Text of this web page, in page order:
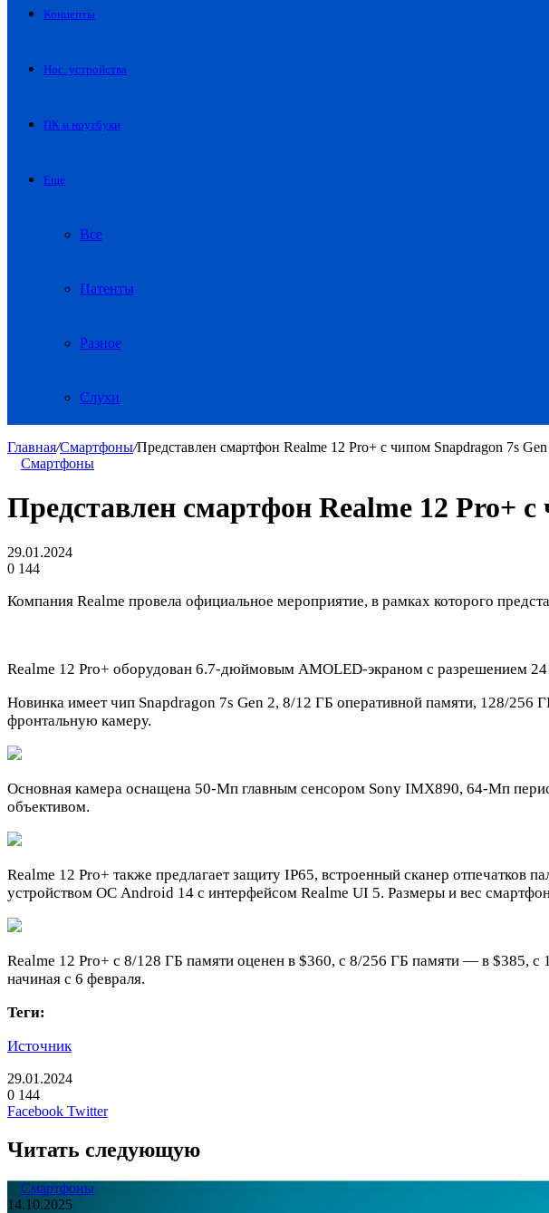
Концепты
Нос. устройства
ПК и ноутбуки
Еще
Все
Патенты
Разное
Слухи
Главная/Смартфоны/Представлен смартфон Realme 12 Pro+ с чипом Snapdragon 7s Gen
Смартфоны
Представлен смартфон Realme 12 Pro+
29.01.2024
0 144
Компания Realme провела официальное мероприятие, в рамках которого
Realme 12 Pro+ оборудован 6.7-дюймовым AMOLED-экраном с разрешением
Новинка имеет чип Snapdragon 7s Gen 2, 8/12 ГБ оперативной памяти, 128/
фронтальную камеру.
Основная камера оснащена 50-Мп главным сенсором Sony IMX890, 64-Мп
объективом.
Realme 12 Pro+ также предлагает защиту IP65, встроенный сканер
устройством ОС Android 14 с интерфейсом Realme UI 5. Размеры и вес
Realme 12 Pro+ с 8/128 ГБ памяти оценен в $360, c 8/256 ГБ памяти — в $385,
начиная с 6 февраля.
Теги:
Источник
29.01.2024
0 144
Facebook TwitterLinkedIn
Pinterest
Вконтакте
Одноклассники
Skype
WhatsApp
Telegram
Viber
Читать следующую
Смартфоны
14.10.2025